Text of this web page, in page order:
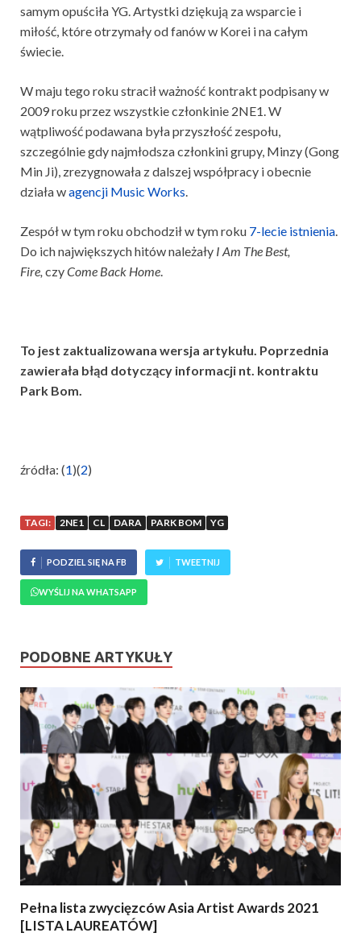
samym opuściła YG. Artystki dziękują za wsparcie i
miłość, które otrzymały od fanów w Korei i na całym
świecie.
W maju tego roku stracił ważność kontrakt podpisany w
2009 roku przez wszystkie członkinie 2NE1. W
wątpliwość podawana była przyszłość zespołu,
szczególnie gdy najmłodsza członkini grupy, Minzy (Gong
Min Ji), zrezygnowała z dalszej współpracy i obecnie
działa wagencji Music Works.
Zespół w tym roku obchodził w tym roku 7-lecie istnienia.
Do ich największych hitów należały I Am The Best,
Fire, czyCome Back Home.
To jest zaktualizowana wersja artykułu. Poprzednia
zawierała błąd dotyczący informacji nt. kontraktu
Park Bom.
źródła: (1)(2)
TAGI: 2NE1 CL DARA PARK BOM YG
PODZIEL SIĘ NA FB TWEETNIJ
WYŚLIJ NA WHATSAPP
PODOBNE ARTYKUŁY
Pełna lista zwycięzców Asia Artist Awards 2021
[LISTA LAUREATÓW]